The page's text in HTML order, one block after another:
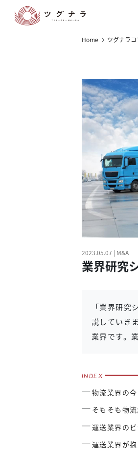
Home ツグナラコ
2023.05.07 | M&A
業界研究
「業界研究
説していき
業界です。
物流業界の今
そもそも物
運送業界の
運送業界が